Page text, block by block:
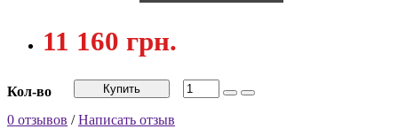
11 160 грн.
Кол-во Купить
0 отзывов /Написать отзыв